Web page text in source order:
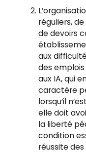
réguliers,
de devoirs
aux
des
aux IA, qui
caractère
lorsqu’il
elle doit
la liberté
condition
réussite des